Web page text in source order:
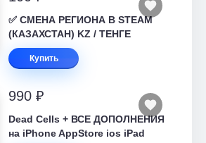
✅ СМЕНА РЕГИОНА В STEAM
(КАЗАХСТАН) KZ / ТЕНГЕ
Купить
990 ₽
Dead Cells + ВСЕ ДОПОЛНЕНИЯ
на iPhone AppStore ios iPad